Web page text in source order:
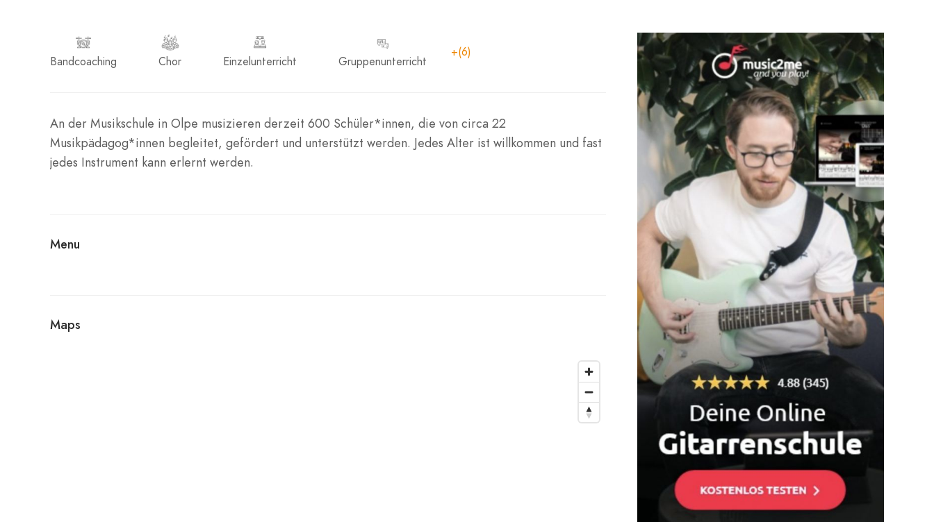
Bandcoaching Chor Einzelunterricht Gruppenunterricht
+(6)
An der Musikschule in Olpe musizieren derzeit 600 Schüler*innen, die von circa 22
Musikpädagog*innen begleitet, gefördert und unterstützt werden. Jedes Alter ist willkommen und fast
jedes Instrument kann erlernt werden.
Menu
Maps